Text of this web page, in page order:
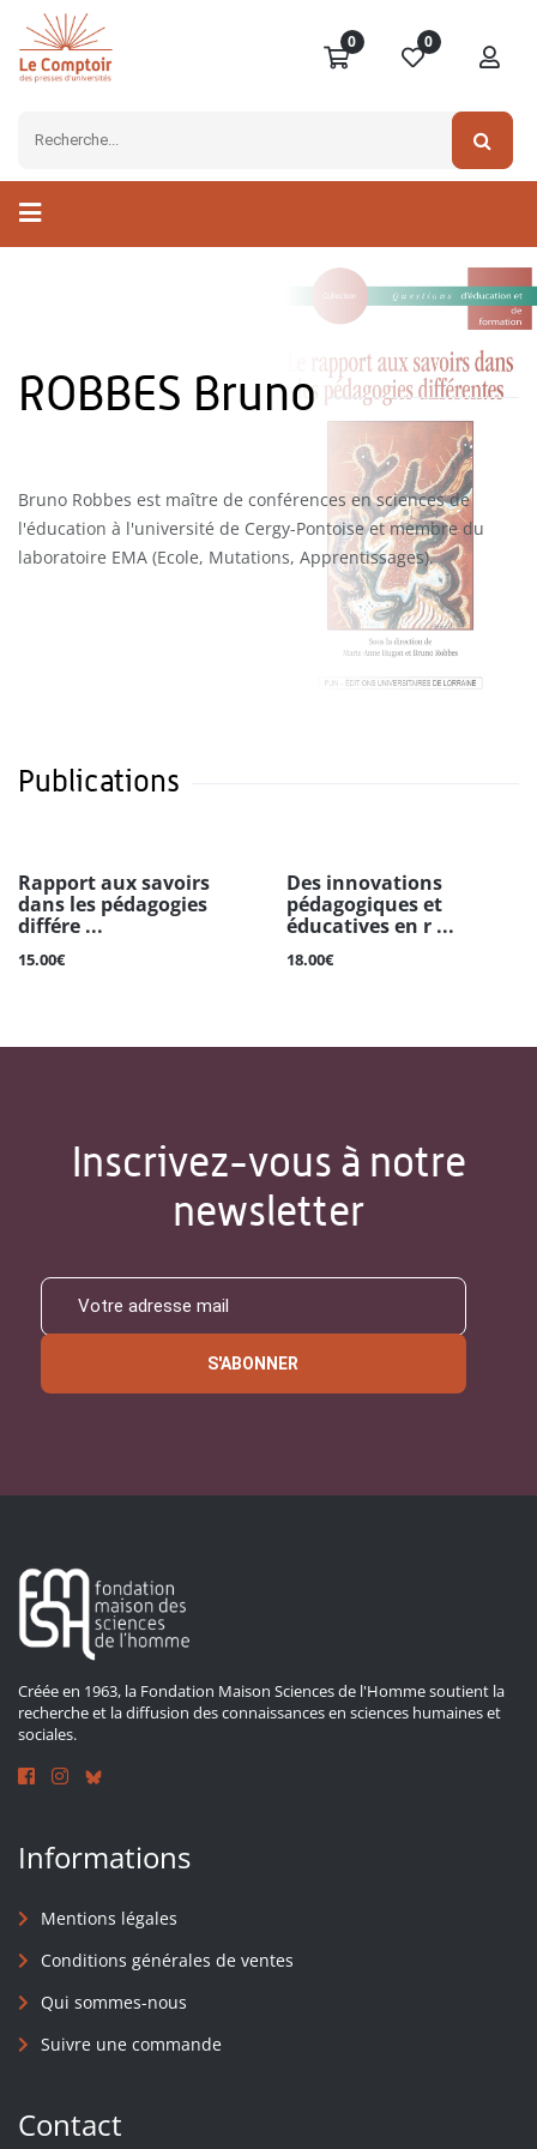
0 0
ROBBES Bruno
Bruno Robbes est maître de conférences en sciences de
l'éducation à l'université de Cergy-Pontoise et membre du
laboratoire EMA (Ecole, Mutations, Apprentissages).
Publications
Rapport aux savoirs
dans les pédagogies
différe ...
15.00€
Des innovations
pédagogiques et
éducatives en r ...
18.00€
Inscrivez-vous à notre
newsletter
S'ABONNER
Créée en 1963, la Fondation Maison Sciences de l'Homme soutient la
recherche et la diffusion des connaissances en sciences humaines et
sociales.
Informations
Mentions légales
Conditions générales de ventes
Qui sommes-nous
Suivre une commande
Contact